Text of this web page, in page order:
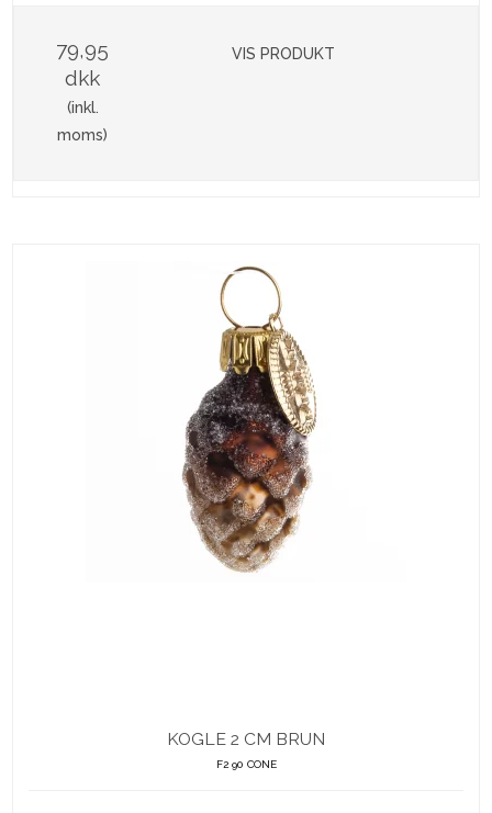
79,95
dkk
(inkl.
moms)
VIS PRODUKT
KOGLE 2 CM BRUN
F2 90 CONE